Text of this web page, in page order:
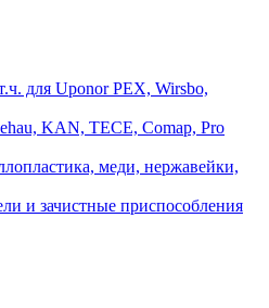
для Uponor PEX, Wirsbo,
KAN, TECE, Comap, Pro
меди, нержавейки,
и зачистные приспособления